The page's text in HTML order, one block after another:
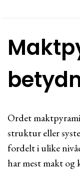
Ordet
struktur eller
fordelt i ulike
har mest makt